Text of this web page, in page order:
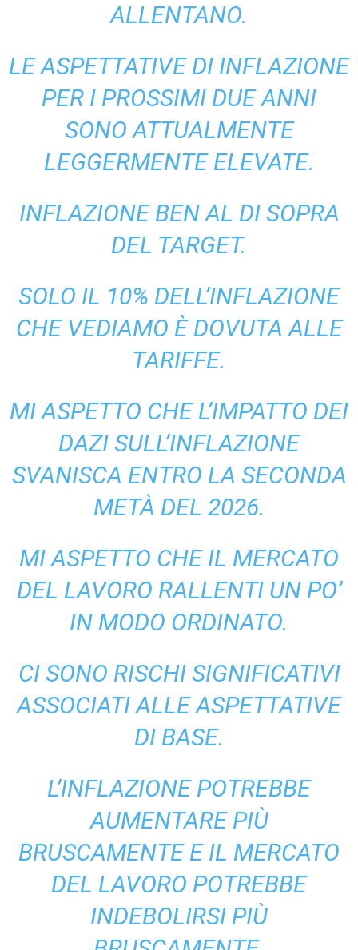
ALLENTANO.
LE ASPETTATIVE DI INFLAZIONE
PER I PROSSIMI DUE ANNI
SONO ATTUALMENTE
LEGGERMENTE ELEVATE.
INFLAZIONE BEN AL DI SOPRA
DEL TARGET.
SOLO IL 10% DELL’INFLAZIONE
CHE VEDIAMO È DOVUTA ALLE
TARIFFE.
MI ASPETTO CHE L’IMPATTO DEI
DAZI SULL’INFLAZIONE
SVANISCA ENTRO LA SECONDA
METÀ DEL 2026.
MI ASPETTO CHE IL MERCATO
DEL LAVORO RALLENTI UN PO’
IN MODO ORDINATO.
CI SONO RISCHI SIGNIFICATIVI
ASSOCIATI ALLE ASPETTATIVE
DI BASE.
L’INFLAZIONE POTREBBE
AUMENTARE PIÙ
BRUSCAMENTE E IL MERCATO
DEL LAVORO POTREBBE
INDEBOLIRSI PIÙ